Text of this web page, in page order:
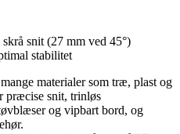
snit (27 mm ved 45°)
stabilitet
materialer som træ, plast og
præcise snit, trinløs
og vipbart bord, og